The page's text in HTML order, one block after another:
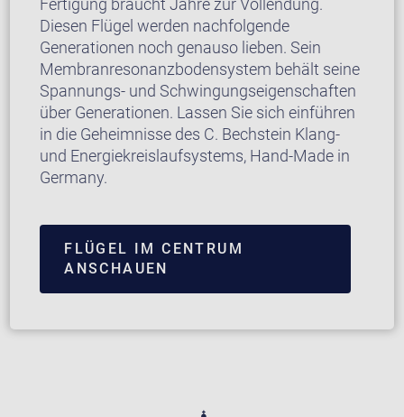
Diesen Flügel werden nachfolgende
Generationen noch genauso lieben. Sein
Membranresonanzbodensystem behält seine
Spannungs- und Schwingungseigenschaften
über Generationen. Lassen Sie sich einführen
in die Geheimnisse des C. Bechstein Klang-
und Energiekreislaufsystems, Hand-Made in
Germany.
FLÜGEL IM CENTRUM
ANSCHAUEN